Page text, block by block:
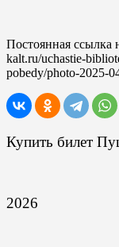
Постоянная ссылка
kalt.ru/uchastie-
pobedy/photo-2025-
Купить билет
2026